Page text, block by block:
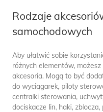
Rodzaje
samochodowych
Aby ułatwić sobie
różnych elementów,
akcesoria. Mogą to być
do wyciągarek, piloty
centralki sterowania,
dociskacze lin, haki,